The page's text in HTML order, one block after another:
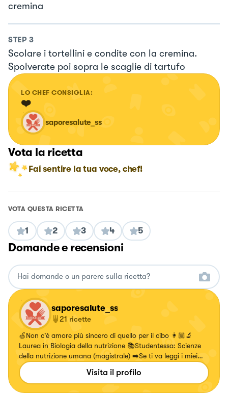
cremina
STEP 3
Scolare i tortellini e condite con la cremina.
Spolverate poi sopra le scaglie di tartufo
LO CHEF CONSIGLIA:
❤️
saporesalute_ss
Vota la ricetta
Fai sentire la tua voce, chef!
VOTA QUESTA RICETTA
1 2 3 4 5
Domande e recensioni
saporesalute_ss
21 ricette
🍏Non c'è amore più sincero di quello per il cibo 👩🏼‍🔬
Laurea in Biologia della nutrizione 📚Studentessa: Scienze
della nutrizione umana (magistrale) ➡️Se ti va leggi i miei
post sulla pagina instagram
Visita il profilo